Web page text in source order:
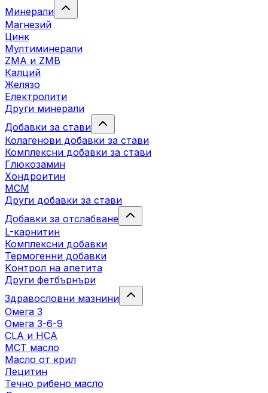
Минерали
Магнезий
Цинк
Мултиминерали
ZMA и ZMB
Калций
Желязо
Електролити
Други минерали
Добавки за стави
Колагенови добавки за стави
Комплексни добавки за стави
Глюкозамин
Хондроитин
МСМ
Други добавки за стави
Добавки за отслабване
L-карнитин
Комплексни добавки
Термогенни добавки
Kонтрол на апетита
Други фетбърнъри
Здравословни мазнини
Омега 3
Омега 3-6-9
CLA и HCA
МСТ масло
Масло от крил
Лецитин
Течно рибено масло